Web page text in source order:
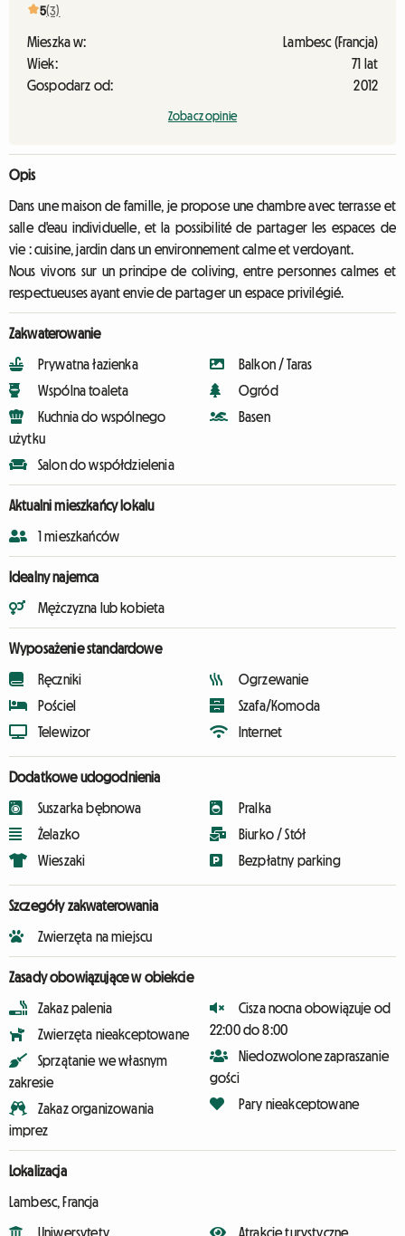
5(3)
Mieszka w:
Lambesc (Francja)
Wiek:
71 lat
Gospodarz od:
2012
Zobacz opinie
Opis
Dans une maison de famille, je propose une chambre avec terrasse et
salle d'eau individuelle, et la possibilité de partager les espaces de
vie : cuisine, jardin dans un environnement calme et verdoyant.
Nous vivons sur un principe de coliving, entre personnes calmes et
respectueuses ayant envie de partager un espace privilégié.
Zakwaterowanie
Prywatna łazienka
Wspólna toaleta
Kuchnia do wspólnego
użytku
Salon do współdzielenia
Balkon / Taras
Ogród
Basen
Aktualni mieszkańcy lokalu
1 mieszkańców
Idealny najemca
Mężczyzna lub kobieta
Wyposażenie standardowe
Ręczniki
Pościel
Telewizor
Ogrzewanie
Szafa/Komoda
Internet
Dodatkowe udogodnienia
Suszarka bębnowa
Żelazko
Wieszaki
Pralka
Biurko / Stół
Bezpłatny parking
Szczegóły zakwaterowania
Zwierzęta na miejscu
Zasady obowiązujące w obiekcie
Zakaz palenia
Zwierzęta nieakceptowane
Sprzątanie we własnym
zakresie
Zakaz organizowania
imprez
Cisza nocna obowiązuje od
22:00 do 8:00
Niedozwolone zapraszanie
gości
Pary nieakceptowane
Lokalizacja
Lambesc, Francja
Uniwersytety Atrakcje turystyczne